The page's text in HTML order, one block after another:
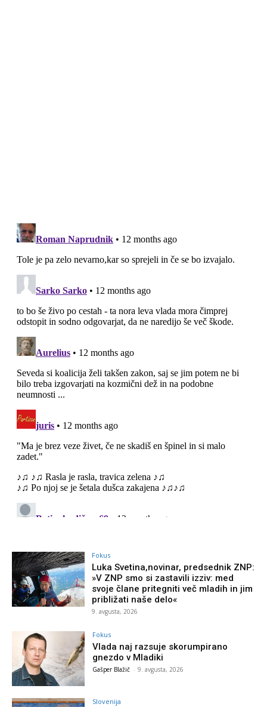
Fokus
Luka Svetina,novinar, predsednik ZNP:
»V ZNP smo si zastavili izziv: med
svoje člane pritegniti več mladih in jim
približati naše delo«
9. avgusta, 2026
Fokus
Vlada naj razsuje skorumpirano
gnezdo v Mladiki
Gašper Blažič - 9. avgusta, 2026
Slovenija